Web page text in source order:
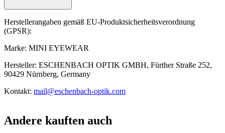
Herstellerangaben gemäß EU-Produktsicherheitsverordnung
(GPSR):
Marke: MINI EYEWEAR
Hersteller: ESCHENBACH OPTIK GMBH, Fürther Straße 252,
90429 Nürnberg, Germany
Kontakt: mail@eschenbach-optik.com
Andere kauften auch